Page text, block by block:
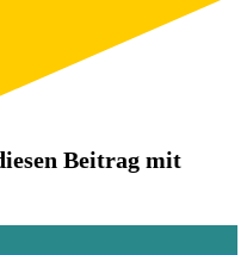
Beitrag mit